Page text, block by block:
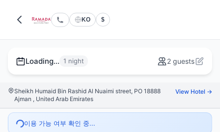
KO $
Loading... 1 night 2 guests
Sheikh Humaid Bin Rashid Al Nuaimi street, PO 18888
Ajman , United Arab Emirates
View Hotel →
이용 가능 여부 확인 중...